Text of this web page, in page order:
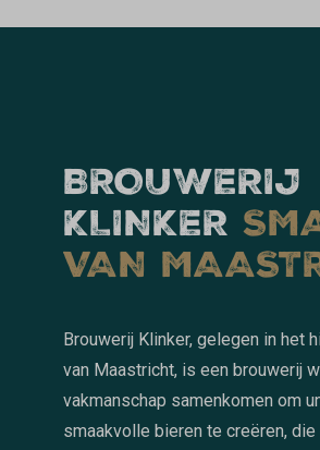
BROUWERIJ
KLINKER
VAN
Brouwerij Klinker, gelegen in het
van Maastricht, is een brouwerij
vakmanschap samenkomen om
smaakvolle bieren te creëren,